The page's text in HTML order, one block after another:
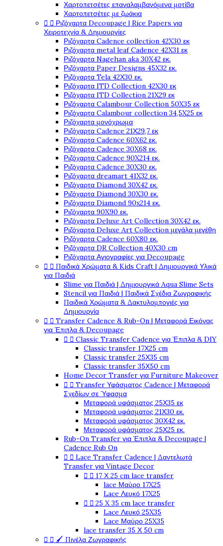
Χαρτοπετσέτες επαναλαμβανόμενα μοτίβα
Χαρτοπετσέτες με ζωάκια
  Ριζόχαρτα Decoupage | Rice Papers για
Χειροτεχνία & Δημιουργίες
Ριζόχαρτα Cadence collection 42X30 εκ
Ριζόχαρτα metal leaf Cadence 42X31 εκ
Ριζόχαρτα Nagehan aka 30X42 εκ.
Ριζόχαρτα Paper Designs 45X32 εκ.
Ριζόχαρτα Tela 42Χ30 εκ.
Ριζόχαρτα ITD Collection 42X30 εκ
Ριζόχαρτα ITD Collection 21X29 εκ
Ριζόχαρτα Calambour Collection 50X35 εκ
Ριζόχαρτα Calambour collection 34,5X25 εκ
Ριζόχαρτα μονόχρωμα
Ριζόχαρτα Cadence 21Χ29,7 εκ
Ριζόχαρτα Cadence 60X62 εκ.
Ριζόχαρτα Cadence 30X68 εκ.
Ριζόχαρτα Cadence 90X214 εκ.
Ριζόχαρτα Cadence 30X30 εκ.
Ριζόχαρτα dreamart 41X32 εκ.
Ριζόχαρτα Diamond 30X42 εκ.
Ριζόχαρτα Diamond 30X30 εκ.
Ριζόχαρτα Diamond 90x214 εκ.
Ριζόχαρτα 90X90 εκ.
Ριζόχαρτα Deluxe Art Collection 30X42 εκ.
Ριζόχαρτα Deluxe Art Collection μεγάλα μεγέθη
Ριζόχαρτα Cadence 60X80 εκ.
Ριζόχαρτα DR Collection 40X30 cm
Ριζόχαρτα Αγιογραφίες για Decoupage
  Παιδικά Χρώματα & Kids Craft | Δημιουργικά Υλικά
για Παιδιά
Slime για Παιδιά | Δημιουργικά Aqua Slime Sets
Stencil για Παιδιά | Παιδικά Σχέδια Ζωγραφικής
Παιδικά Χρώματα & Δακτυλομπογιές για
Δημιουργία
  Transfer Cadence & Rub-On | Μεταφορά Εικόνας
για Έπιπλα & Decoupage
  Classic Transfer Cadence για Έπιπλα & DIY
Classic transfer 17Χ25 cm
Classic transfer 25Χ35 cm
Classic transfer 35Χ50 cm
Home Decor Transfer για Furniture Makeover
  Transfer Υφάσματος Cadence | Μεταφορά
Σχεδίων σε Ύφασμα
Μεταφορά υφάσματος 25Χ35 εκ
Μεταφορά υφάσματος 21Χ30 εκ.
Μεταφορά υφάσματος 30Χ42 εκ.
Μεταφορά υφάσματος 25Χ25 εκ.
Rub-On Transfer για Έπιπλα & Decoupage |
Cadence Rub On
  Lace Transfer Cadence | Δαντελωτά
Transfer για Vintage Decor
  17 Χ 25 cm lace transfer
lace Μαύρο 17X25
Lace Λευκό 17X25
  25 X 35 cm lace transfer
Lace Λευκό 25X35
Lace Μαύρο 25X35
lace transfer 35 Χ 50 cm
  🖌️ Πινέλα Ζωγραφικής